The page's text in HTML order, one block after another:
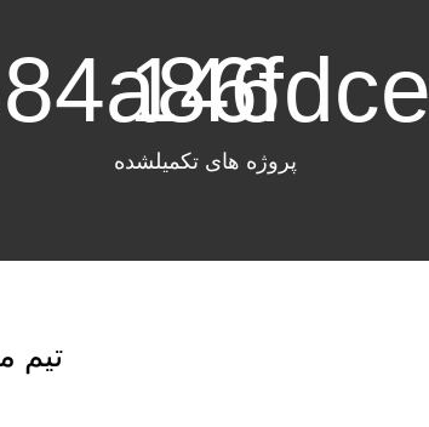
a86fdce
146
پروژه های تکمیلشده
تیم